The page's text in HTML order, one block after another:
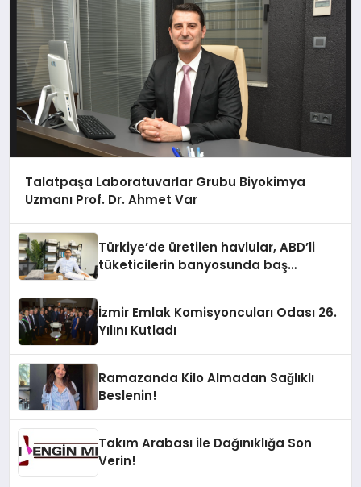
Talatpaşa Laboratuvarlar Grubu Biyokimya
Uzmanı Prof. Dr. Ahmet Var
Türkiye’de üretilen havlular, ABD’li
tüketicilerin banyosunda baş
İzmir Emlak Komisyoncuları Odası 26.
Yılını Kutladı
Ramazanda Kilo Almadan Sağlıklı
Beslenin!
Takım Arabası ile Dağınıklığa Son
Verin!